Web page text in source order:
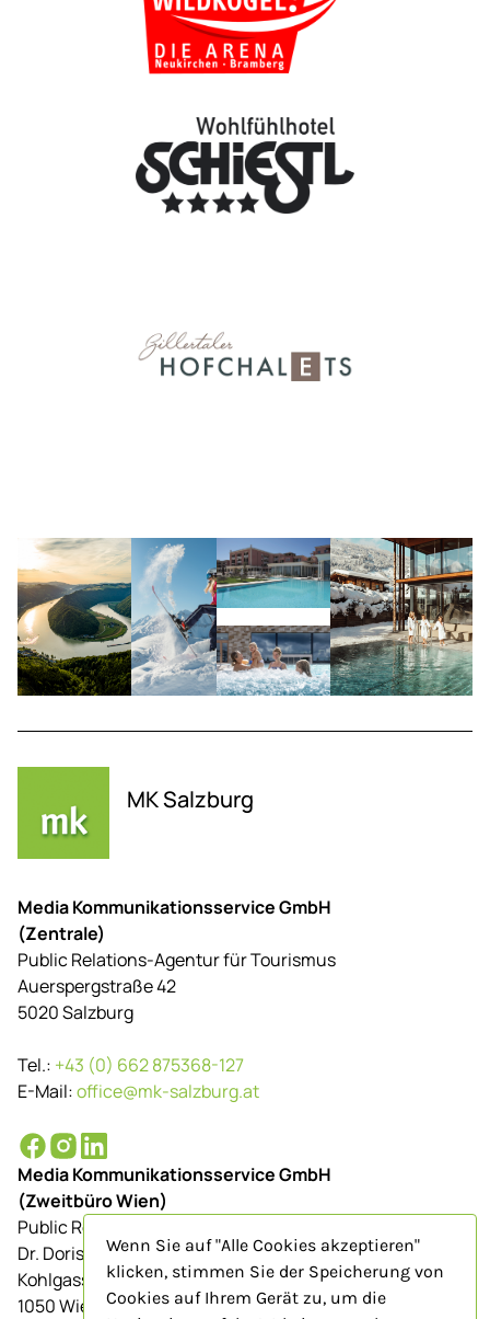
MK Salzburg
Media Kommunikationsservice GmbH
(Zentrale)
Public Relations-Agentur für Tourismus
Auerspergstraße 42
5020 Salzburg
Tel.: +43 (0) 662 875368-127
E-Mail:office@mk-salzburg.at
Media Kommunikationsservice GmbH
(Zweitbüro Wien)
Public Relations-Agentur für Tourismus
Dr. Doris Schenkenfelder
Kohlgasse 9/Top 23
1050 Wien
Wenn Sie auf "Alle Cookies akzeptieren"
klicken, stimmen Sie der Speicherung von
Cookies auf Ihrem Gerät zu, um die